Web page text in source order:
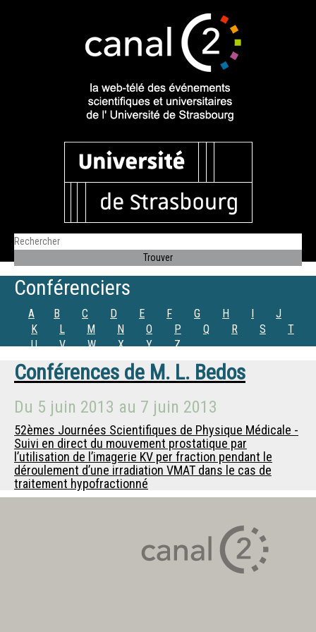
Conférenciers
A B C D E F G H I
J
K
L M N O P Q R S
T
U
V W X Y Z
Conférences de M. L. Bedos
Du 5 juin 2013 au 7 juin 2013
52èmes Journées Scientifiques de Physique Médicale -
Suivi en direct du mouvement prostatique par
l’utilisation de l’imagerie KV per fraction pendant le
déroulement d’une irradiation VMAT dans le cas de
traitement hypofractionné